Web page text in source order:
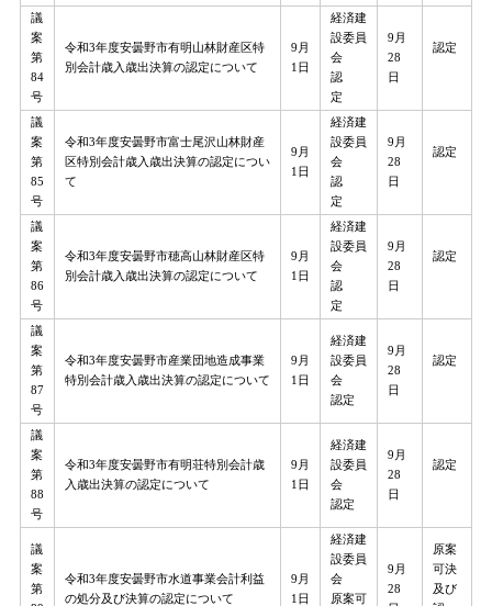
議
案
第
84
号
令和3年度安曇野市有明山林財産区特
別会計歳入歳出決算の認定について
9月
1日
経済建
設委員
会
​認
定
9月
28
日
認定
議
案
第
85
号
令和3年度安曇野市富士尾沢山林財産
区特別会計歳入歳出決算の認定につい
て
9月
1日
経済建
設委員
会
​認
定
9月
28
日
認定
議
案
第
86
号
令和3年度安曇野市穂高山林財産区特
別会計歳入歳出決算の認定について
9月
1日
経済建
設委員
会
​認
定
9月
28
日
認定
議
案
第
87
号
令和3年度安曇野市産業団地造成事業
特別会計歳入歳出決算の認定について
9月
1日
経済建
設委員
会
認定
9月
28
日
認定
議
案
第
88
号
令和3年度安曇野市有明荘特別会計歳
入歳出決算の認定について
9月
1日
経済建
設委員
会
認定
9月
28
日
認定
議
案
第
令和3年度安曇野市水道事業会計利益
の処分及び決算の認定について
9月
1日
経済建
設委員
会
原案可
9月
28
原案
可決
及び